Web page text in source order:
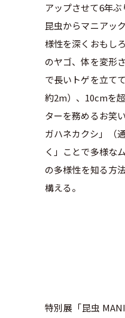
アップさせて6年
昆虫からマニアッ
様性を深くおもし
のヤゴ、体を変形
で長いトゲを立て
約2m）、10cmを
ターを務めるお笑
ガハネカクシ」（
く」ことで多様な
の多様性を知る方
構える。
特別展「昆虫